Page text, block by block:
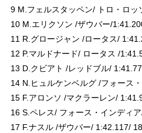
9 M.フェルスタッペン/ トロ・ロッ
10 M.エリクソン /ザウバー/
11 R.グロージャン /ロータス/
12 P.マルドナード/ ロータス /
13 D.クビアト /レッドブル/
14 N.ヒュルケンベルグ /フォース
15 F.アロンソ /マクラーレン/
16 S.ペレス/ フォース・インディ
17 F.ナスル /ザウバー/ 1:42.117/ 18